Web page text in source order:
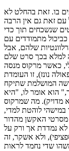
בו. זאת בהחלט לא
עם זאת גם אין הרבה
שנשכחים תוך כדי
מתמודדים עם
שלהם, אבל
כאשר מרקוס מנסה
נונז), זו העומדת
המושלמת שתיקח
הוא אומר לו, "היא
מדויק). מה שמרקוס
במישהי לוהטת למדי,
מסרטי האקשן מהדור
נמדדת אך ורק על
ולא אשקר, זה